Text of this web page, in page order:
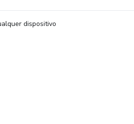
dispositivo